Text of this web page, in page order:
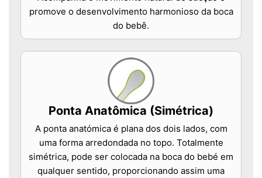
promove o desenvolvimento harmonioso da boca
do bebê.
Ponta Anatômica (Simétrica)
A ponta anatómica é plana dos dois lados, com
uma forma arredondada no topo. Totalmente
simétrica, pode ser colocada na boca do bebé em
qualquer sentido, proporcionando assim uma